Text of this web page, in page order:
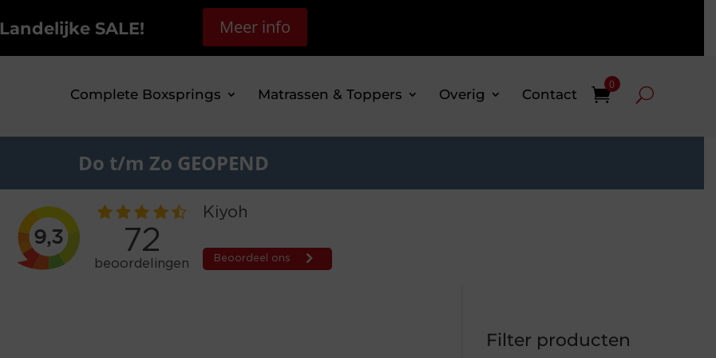
Landelijke SALE! Meer info
Complete Boxsprings Matrassen & Toppers Overig Contact
0
Do t/m Zo GEOPEND
Filter producten